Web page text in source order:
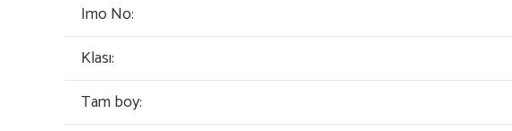
Imo No:
Klası:
Tam boy: